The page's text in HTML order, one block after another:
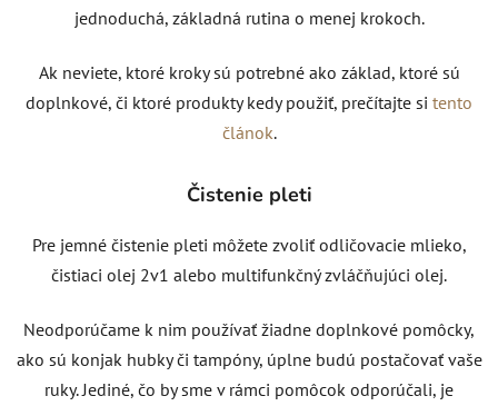
jednoduchá, základná rutina o menej krokoch.
Ak neviete, ktoré kroky sú potrebné ako základ, ktoré sú
doplnkové, či ktoré produkty kedy použiť, prečítajte si tento
článok.
Čistenie pleti
Pre jemné čistenie pleti môžete zvoliť odličovacie mlieko,
čistiaci olej 2v1 alebo multifunkčný zvláčňujúci olej.
Neodporúčame k nim používať žiadne doplnkové pomôcky,
ako sú konjak hubky či tampóny, úplne budú postačovať vaše
ruky. Jediné, čo by sme v rámci pomôcok odporúčali, je